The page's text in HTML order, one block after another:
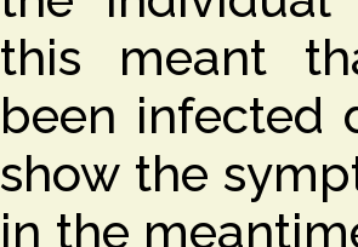
this meant
been infected
show the
in the